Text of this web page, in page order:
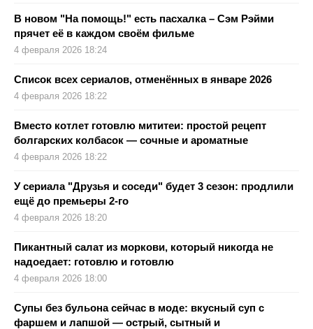
В новом "На помощь!" есть пасхалка – Сэм Рэйми
прячет её в каждом своём фильме
4 февраля 2026 18:24
Список всех сериалов, отменённых в январе 2026
4 февраля 2026 18:22
Вместо котлет готовлю мититеи: простой рецепт
болгарских колбасок — сочные и ароматные
4 февраля 2026 18:22
У сериала "Друзья и соседи" будет 3 сезон: продлили
ещё до премьеры 2-го
4 февраля 2026 18:20
Пикантный салат из моркови, который никогда не
надоедает: готовлю и готовлю
4 февраля 2026 18:00
Супы без бульона сейчас в моде: вкусный суп с
фаршем и лапшой — острый, сытный и